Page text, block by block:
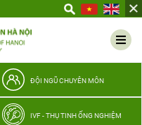
ĐỘI NGŨ CHUYÊN MÔN
IVF - THỤ TINH ỐNG NGHIỆM